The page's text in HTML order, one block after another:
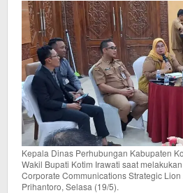
Kepala Dinas Perhubungan Kabupaten
Wakil Bupati Kotim Irawati saat
Corporate Communications Strategic
Prihantoro, Selasa (19/5).